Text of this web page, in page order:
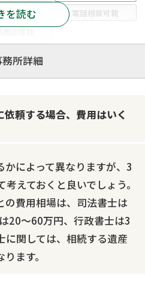
降電話可能
電話相談可能
続放棄
相続登記
手続き
家族信託
を読む
務所詳細
頼する場合、費用はいく
かによって異なりますが、3
えておくと良いでしょう。
の費用相場は、司法書士は
20～60万円、行政書士は3
に関しては、相続する遺産
ます。